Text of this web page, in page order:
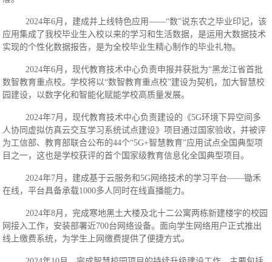
2024年6月，建成并上线特色应用——“数”说东农之毕业印记，该
应用集成了我校毕业生入校以来的学习和生活数据，是运用大数据技术
实现的个性化数据报告，是为全校毕业生精心制作的毕业礼物。
2024年6月 ，现代教育技术中心负责申报并获批为“黑龙江省首批
数智教育重点校。学校将以“数智教育重点校”建设为契机，加大智慧校
园建设，以数字化和智能化赋能学校高质量发展。
2024年7月，现代教育技术中心负责建设的《5G环境下异空间多
人协同虚拟仿真云交互学习系统试点建设》项目通过国家验收，并被评
为工信部、教育部联合公布的44个“5G+智慧教育”应用试点全国典型项
目之一，这也是学校获评的首个国家级教育信息化全国典型项目。
2024年7月，建成基于云服务和5G网络技术的学习平台——锄禾
在线，平台具备承载1000多人同时在线直播能力。
2024年8月，完成寒地黑土大楼及北十二公寓两栋新建楼宇的校园
网接入工作，安装部署近700台网络设备。面向学生网络用户正式推出
线上缴费系统，为学生上网缴费提供了便捷方式。